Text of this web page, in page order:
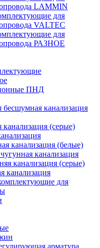
LAMMIN
для
VALTEC
для
РАЗНОЕ
ПНД
бесшумная канализация
(серые)
канализация (белые)
канализация
канализация (серые)
канализация
для
арматура